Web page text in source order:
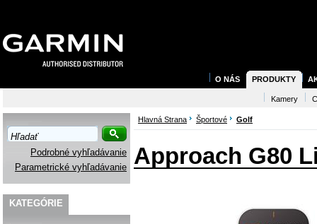
Hlavná Strana Športové Golf
Approach G80
Podrobné vyhľadávanie
Parametrické vyhľadávanie
KATEGÓRIE
O NÁS PRODUKTY
Kamery